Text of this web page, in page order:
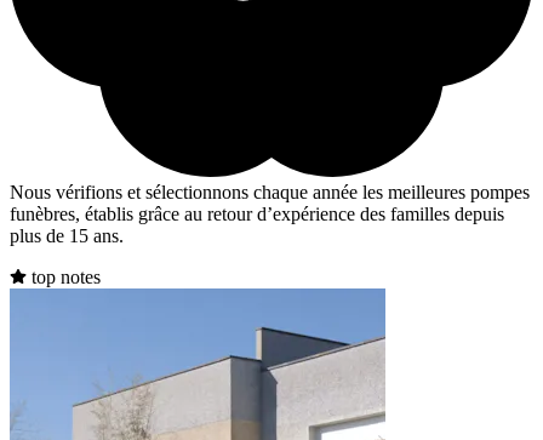
Nous vérifions et sélectionnons chaque année les meilleures pompes
funèbres, établis grâce au retour d’expérience des familles depuis
plus de 15 ans.
top notes